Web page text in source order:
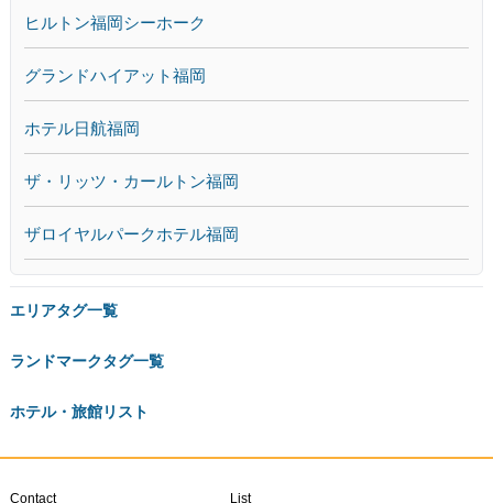
ヒルトン福岡シーホーク
グランドハイアット福岡
ホテル日航福岡
ザ・リッツ・カールトン福岡
ザロイヤルパークホテル福岡
エリアタグ一覧
ランドマークタグ一覧
ホテル・旅館リスト
Contact List